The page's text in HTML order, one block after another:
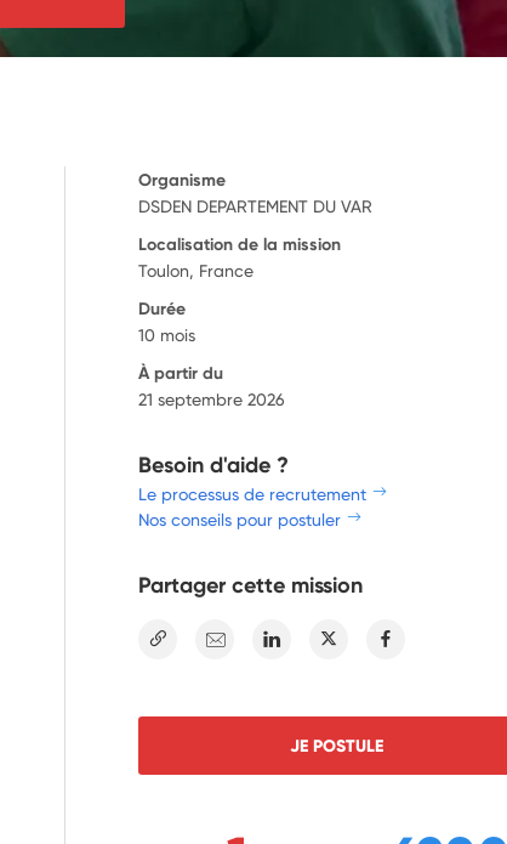
Organisme
DSDEN DEPARTEMENT DU VAR
Localisation de la mission
Toulon, France
Durée
10 mois
À partir du
21 septembre 2026
Besoin d'aide ?
Le processus de recrutement
Nos conseils pour postuler
Partager cette mission
E-mail Linkedin Twitter
JE POSTULE